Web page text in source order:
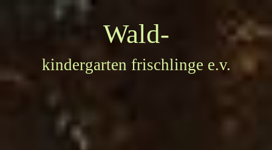
Wald-
kindergarten frischlinge e.v.